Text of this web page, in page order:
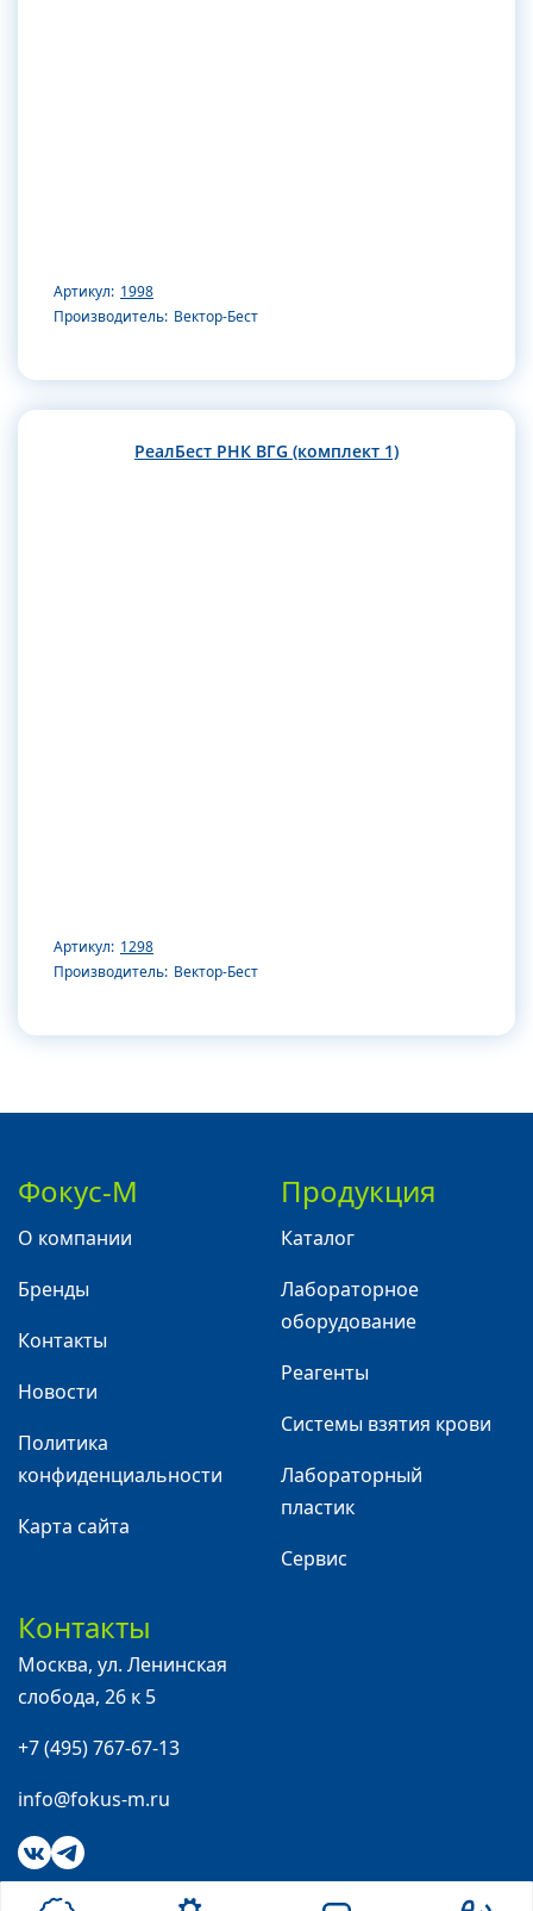
Артикул: 1998
Производитель: Вектор-Бест
РеалБест РНК ВГG (комплект 1)
Артикул: 1298
Производитель: Вектор-Бест
Фокус-М
О компании
Бренды
Контакты
Новости
Политика
конфиденциальности
Карта сайта
Продукция
Каталог
Лабораторное
оборудование
Реагенты
Системы взятия крови
Лабораторный
пластик
Сервис
Контакты
Москва, ул. Ленинская
слобода, 26 к 5
+7 (495) 767-67-13
info@fokus-m.ru